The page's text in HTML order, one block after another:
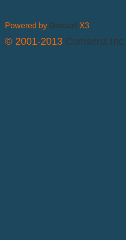
Powered by Discuz! X3
© 2001-2013 Comsenz Inc.